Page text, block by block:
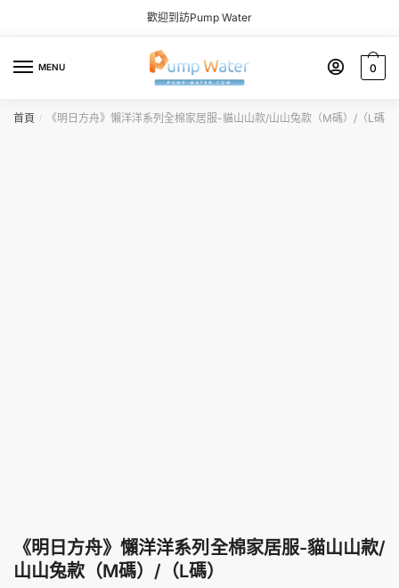
歡迎到訪Pump Water
MENU 0
首頁 / 《明日方舟》懶洋洋系列全棉家居服-貓山山款/山山兔款（M碼）/（L碼）
《明日方舟》懶洋洋系列全棉家居服-貓山山款/
山山兔款（M碼）/（L碼）